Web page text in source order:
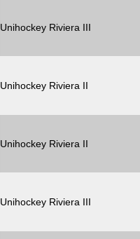
Unihockey Riviera III
Unihockey Riviera II
Unihockey Riviera II
Unihockey Riviera III